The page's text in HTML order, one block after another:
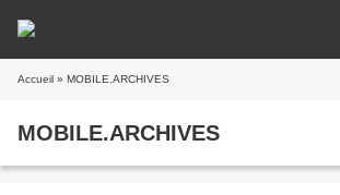
Accueil » MOBILE.ARCHIVES
MOBILE.ARCHIVES